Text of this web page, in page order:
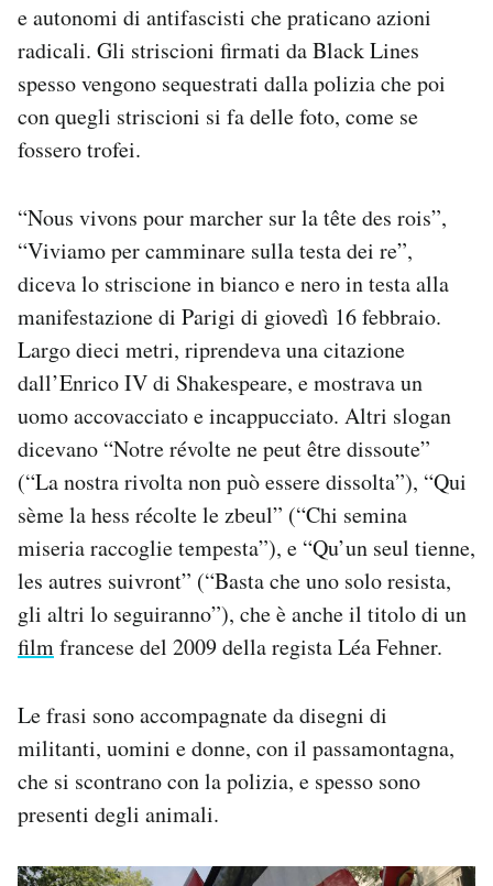
e autonomi di antifascisti che praticano azioni
radicali. Gli striscioni firmati da Black Lines
spesso vengono sequestrati dalla polizia che poi
con quegli striscioni si fa delle foto, come se
fossero trofei.
“Nous vivons pour marcher sur la tête des rois”,
“Viviamo per camminare sulla testa dei re”,
diceva lo striscione in bianco e nero in testa alla
manifestazione di Parigi di giovedì 16 febbraio.
Largo dieci metri, riprendeva una citazione
dall’Enrico IV di Shakespeare, e mostrava un
uomo accovacciato e incappucciato. Altri slogan
dicevano “Notre révolte ne peut être dissoute”
(“La nostra rivolta non può essere dissolta”), “Qui
sème la hess récolte le zbeul” (“Chi semina
miseria raccoglie tempesta”), e “Qu’un seul tienne,
les autres suivront” (“Basta che uno solo resista,
gli altri lo seguiranno”), che è anche il titolo di un
filmfrancese del 2009 della regista Léa Fehner.
Le frasi sono accompagnate da disegni di
militanti, uomini e donne, con il passamontagna,
che si scontrano con la polizia, e spesso sono
presenti degli animali.